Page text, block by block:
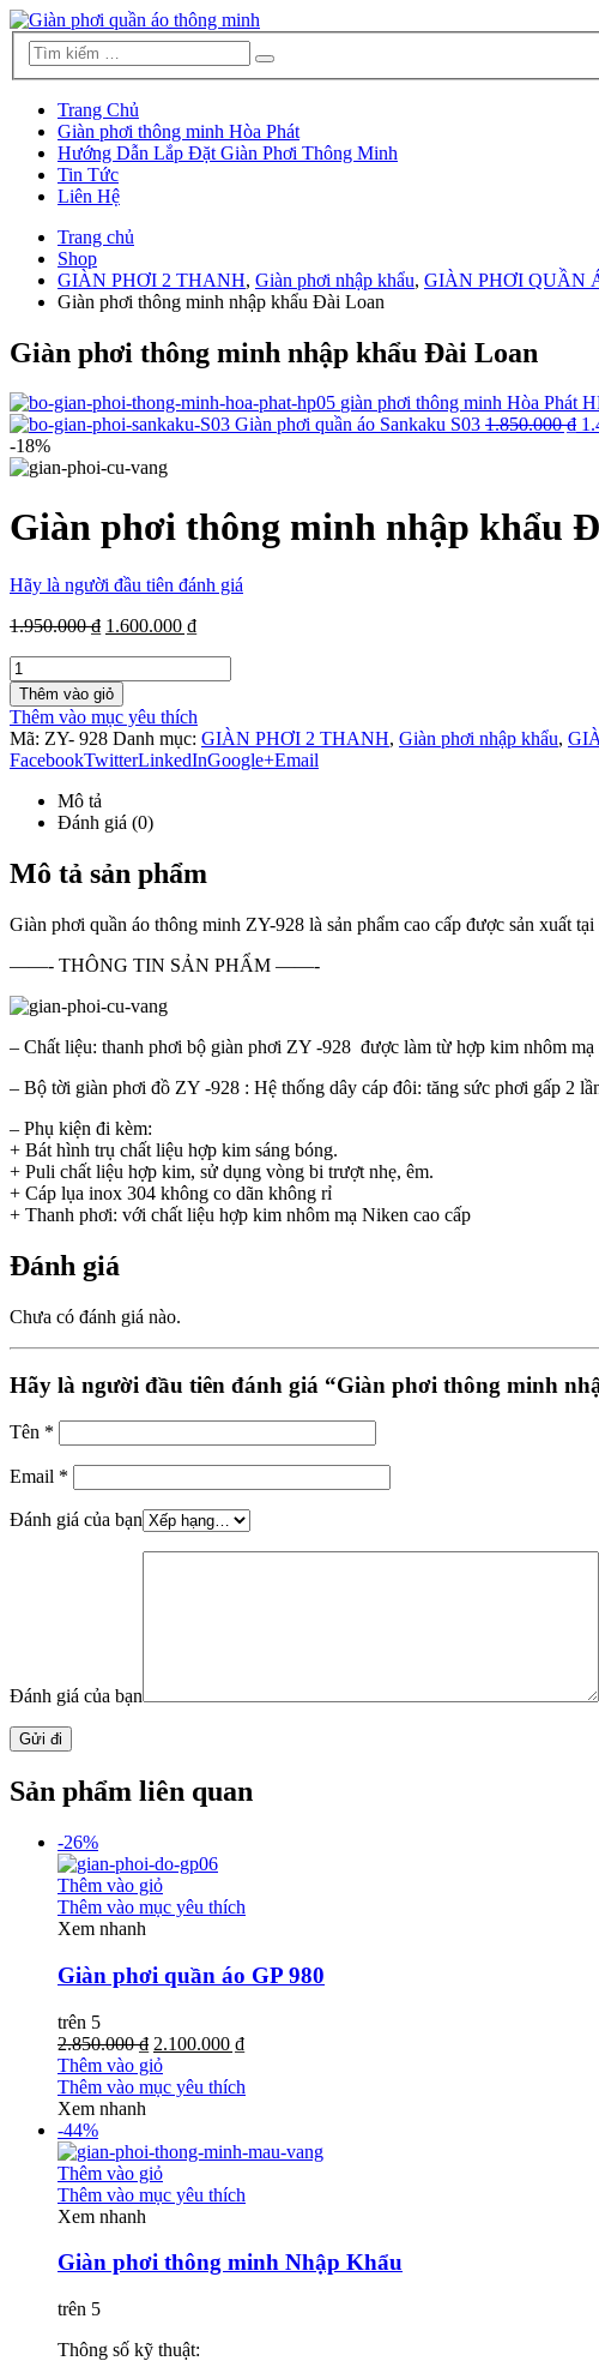
Trang Chủ
Giàn phơi thông minh Hòa Phát
Hướng Dẫn Lắp Đặt Giàn Phơi Thông Minh
Tin Tức
Liên Hệ
Trang chủ
Shop
GIÀN PHƠI 2 THANH, Giàn phơi nhập khẩu, GIÀN PHƠI QUẦN
Giàn phơi thông minh nhập khẩu Đài Loan
Giàn phơi thông minh nhập khẩu Đài Loan
giàn phơi thông minh Hòa Phát
Giàn phơi quần áo Sankaku S03 1.850.000 ₫
-18%
Giàn phơi thông minh nhập khẩu
Hãy là người đầu tiên đánh giá
1.950.000 ₫ 1.600.000 ₫
Thêm vào giỏ
Thêm vào mục yêu thích
Mã: ZY- 928 Danh mục: GIÀN PHƠI 2 THANH, Giàn phơi nhập khẩu,
FacebookTwitterLinkedInGoogle+Email
Mô tả
Đánh giá (0)
Mô tả sản phẩm
Giàn phơi quần áo thông minh ZY-928 là sản phẩm cao cấp được sản xuất
——- THÔNG TIN SẢN PHẨM ——-
– Chất liệu: thanh phơi bộ giàn phơi ZY -928 được làm từ hợp kim nhôm mạ
– Bộ tời giàn phơi đồ ZY -928 : Hệ thống dây cáp đôi: tăng sức phơi gấp 2
– Phụ kiện đi kèm:
+ Bát hình trụ chất liệu hợp kim sáng bóng.
+ Puli chất liệu hợp kim, sử dụng vòng bi trượt nhẹ, êm.
+ Cáp lụa inox 304 không co dãn không rỉ
+ Thanh phơi: với chất liệu hợp kim nhôm mạ Niken cao cấp
Đánh giá
Chưa có đánh giá nào.
Hãy là người đầu tiên đánh giá “Giàn phơi thông minh
Tên *
Email *
Đánh giá của bạn
Đánh giá của bạn
Sản phẩm liên quan
-26%
Thêm vào giỏ
Thêm vào mục yêu thích
Xem nhanh
Giàn phơi quần áo GP 980
trên 5
2.850.000 ₫ 2.100.000 ₫
Thêm vào giỏ
Thêm vào mục yêu thích
Xem nhanh
-44%
Thêm vào giỏ
Thêm vào mục yêu thích
Xem nhanh
Giàn phơi thông minh Nhập Khẩu
trên 5
Thông số kỹ thuật: